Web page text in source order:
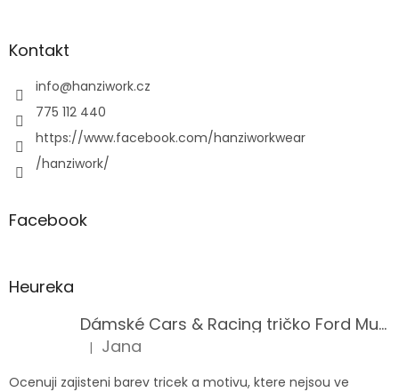
Kontakt
info@hanziwork.cz
775 112 440
https://www.facebook.com/hanziworkwear
/hanziwork/
Facebook
Heureka
Dámské Cars & Racing tričko Ford Mustang 5. generace
Hodnocení produktu je 5 z 5 hvězdiček.
| Jana
Ocenuji zajisteni barev tricek a motivu, ktere nejsou ve